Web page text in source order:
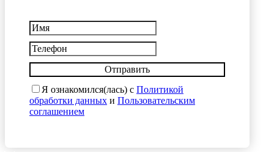
Отправить
Я ознакомился(лась) с Политикой
обработки данных и Пользовательским
соглашением